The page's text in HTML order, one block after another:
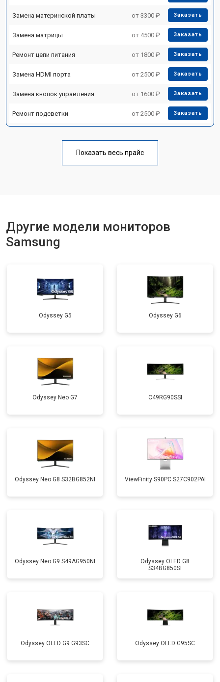
Замена материнской платы от 3300 ₽ Заказать
Замена матрицы от 4500 ₽ Заказать
Ремонт цепи питания от 1800 ₽ Заказать
Замена HDMI порта от 2500 ₽ Заказать
Замена кнопок управления от 1600 ₽ Заказать
Ремонт подсветки от 2500 ₽ Заказать
Показать весь прайс
Другие модели мониторов
Samsung
Odyssey G5 Odyssey G6
Odyssey Neo G7 C49RG90SSI
Odyssey Neo G8 S32BG852NI ViewFinity S90PC S27C902PAI
Odyssey Neo G9 S49AG950NI
Odyssey OLED G8
S34BG850SI
Odyssey OLED G9 G93SC Odyssey OLED G95SC